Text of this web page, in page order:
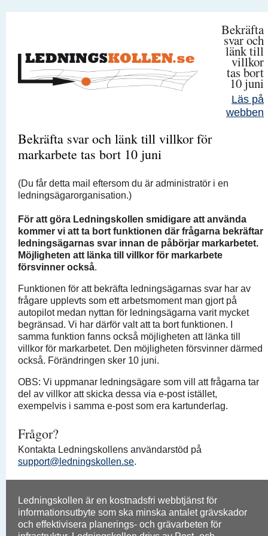
Bekräfta
svar och
länk till
villkor
tas bort
10 juni
Läs på
webben
Bekräfta svar och länk till villkor för
markarbete tas bort 10 juni
(Du får detta mail eftersom du är administratör i en
ledningsägarorganisation.)
För att göra Ledningskollen smidigare att använda
kommer vi att ta bort funktionen där frågarna bekräftar
ledningsägarnas svar innan de påbörjar markarbetet.
Möjligheten att länka till villkor för markarbete
försvinner också.
Funktionen för att bekräfta ledningsägarnas svar har av
frågare upplevts som ett arbetsmoment man gjort på
autopilot medan nyttan för ledningsägarna varit mycket
begränsad. Vi har därför valt att ta bort funktionen. I
samma funktion fanns också möjligheten att länka till
villkor för markarbetet. Den möjligheten försvinner därmed
också. Förändringen sker 10 juni.
OBS: Vi uppmanar ledningsägare som vill att frågarna tar
del av villkor att skicka dessa via e-post istället,
exempelvis i samma e-post som era kartunderlag.
Frågor?
Kontakta Ledningskollens användarstöd på
support@ledningskollen.se.
Ledningskollen är en kostnadsfri webbtjänst för
informationsutbyte som ska minska antalet grävskador
och effektivisera planerings- och grävarbeten för